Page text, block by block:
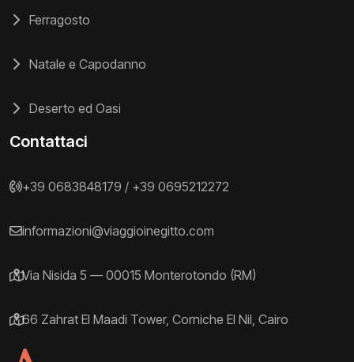
Ferragosto
Natale e Capodanno
Deserto ed Oasi
Contattaci
+39 0683848179 / +39 0695212272
informazioni@viaggioinegitto.com
Via Nisida 5 — 00015 Monterotondo (RM)
66 Zahrat El Maadi Tower, Corniche El Nil, Cairo